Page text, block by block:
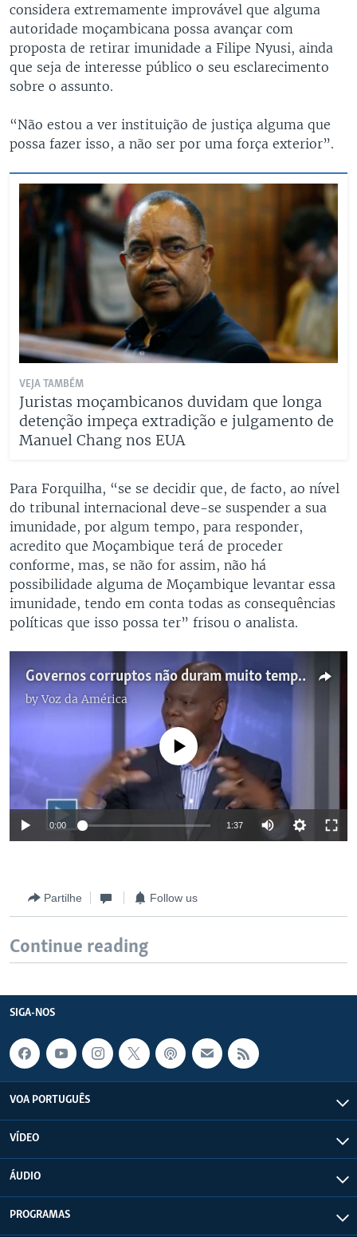
considera extremamente improvável que alguma
autoridade moçambicana possa avançar com
proposta de retirar imunidade a Filipe Nyusi, ainda
que seja de interesse público o seu esclarecimento
sobre o assunto.
“Não estou a ver instituição de justiça alguma que
possa fazer isso, a não ser por uma força exterior”.
VEJA TAMBÉM
Juristas moçambicanos duvidam que longa
detenção impeça extradição e julgamento de
Manuel Chang nos EUA
Para Forquilha, “se se decidir que, de facto, ao nível
do tribunal internacional deve-se suspender a sua
imunidade, por algum tempo, para responder,
acredito que Moçambique terá de proceder
conforme, mas, se não for assim, não há
possibilidade alguma de Moçambique levantar essa
imunidade, tendo em conta todas as consequências
políticas que isso possa ter” frisou o analista.
Governos corruptos não duram muito tempo, diz Nuvunga
by Voz da América
No media source currently available
0:00 1:37
Partilhe Follow us
Continue reading
SIGA-NOS
VOA PORTUGUÊS
VÍDEO
ÁUDIO
PROGRAMAS